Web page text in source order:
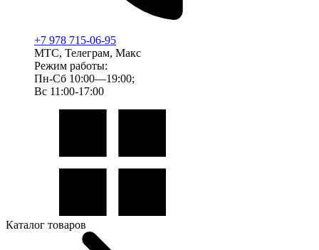
+7 978 715-06-95
МТС, Телеграм, Макс
Режим работы:
Пн-Сб 10:00—19:00;
Вс 11:00-17:00
Каталог товаров